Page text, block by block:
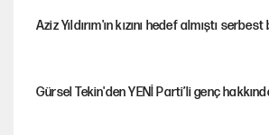
Aziz Yıldırım'ın kızını hedef almıştı serbest
Gürsel Tekin'den YENİ Parti’li genç